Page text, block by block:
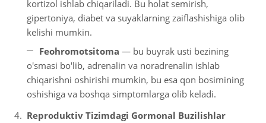
kortizol ishlab chiqariladi. Bu holat semirish,
gipertoniya, diabet va suyaklarning zaiflashishiga olib
kelishi mumkin.
Feohromotsitoma — bu buyrak usti bezining
o'smasi bo'lib, adrenalin va noradrenalin ishlab
chiqarishni oshirishi mumkin, bu esa qon bosimining
oshishiga va boshqa simptomlarga olib keladi.
Reproduktiv Tizimdagi Gormonal Buzilishlar